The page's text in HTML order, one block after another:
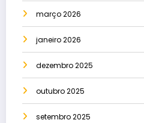
março 2026
janeiro 2026
dezembro 2025
outubro 2025
setembro 2025